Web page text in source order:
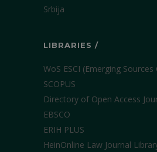
Srbija
LIBRARIES /
WoS ESCI (Emerging
SCOPUS
Directory of Open Access
EBSCO
ERIH PLUS
HeinOnline Law Journal